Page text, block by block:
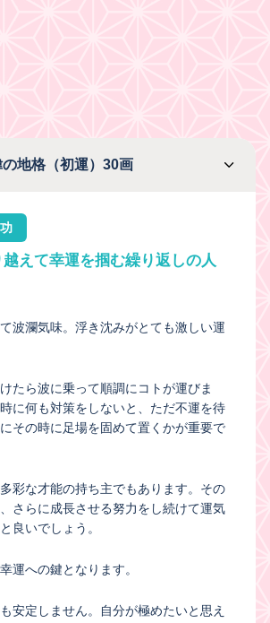
地格（初運）30画
越えて幸運を掴む繰り返しの人
波瀾気味。浮き沈みがとても激しい運
たら波に乗って順調にコトが運びま
に何も対策をしないと、ただ不運を待
その時に足場を固めて置くかが重要で
彩な才能の持ち主でもあります。その
さらに成長させる努力をし続けて運気
良いでしょう。
運への鍵となります。
安定しません。自分が極めたいと思え